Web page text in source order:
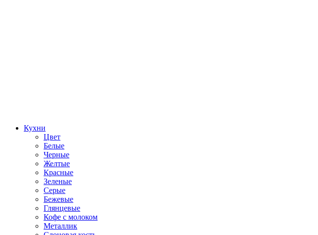
Кухни
Цвет
Белые
Черные
Желтые
Красные
Зеленые
Серые
Бежевые
Глянцевые
Кофе с молоком
Металлик